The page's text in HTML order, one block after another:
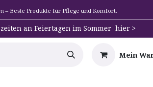
– Beste Produkte für Pflege und Komfort.
an Feiertagen im Sommer hier >
Mein